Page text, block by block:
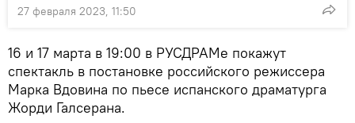
27 февраля 2023, 11:50
16 и 17 марта в 19:00 в РУСДРАМе покажут
спектакль в постановке российского режиссера
Марка Вдовина по пьесе испанского драматурга
Жорди Галсерана.